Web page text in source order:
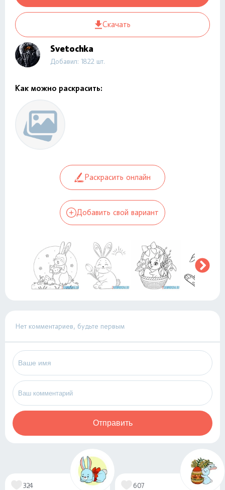
Скачать
Svetochka
Добавил: 1822 шт.
Как можно раскрасить:
Раскрасить онлайн
Добавить свой вариант
Нет комментариев, будьте первым
Отправить
324 607